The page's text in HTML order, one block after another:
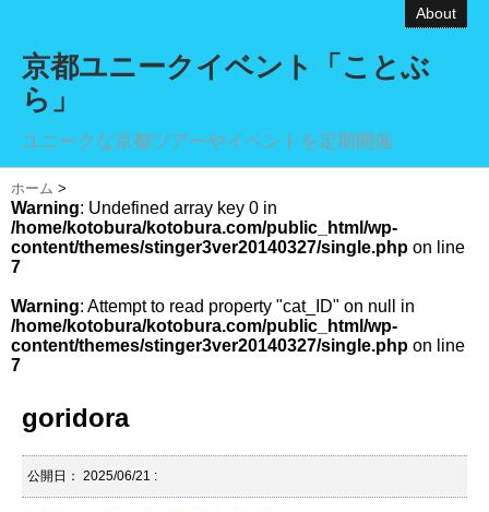
About
京都ユニークイベント「ことぶ
ら」
ユニークな京都ツアーやイベントを定期開催
ホーム >
Warning: Undefined array key 0 in
/home/kotobura/kotobura.com/public_html/wp-
content/themes/stinger3ver20140327/single.php on line
7
Warning: Attempt to read property "cat_ID" on null in
/home/kotobura/kotobura.com/public_html/wp-
content/themes/stinger3ver20140327/single.php on line
7
goridora
公開日： 2025/06/21 :